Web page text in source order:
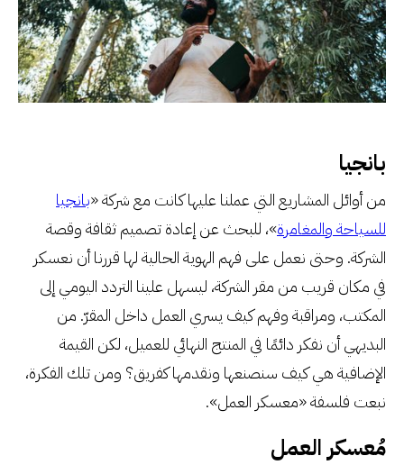
بانجيا
من أوائل المشاريع التي عملنا عليها كانت مع شركة «بانجيا
للسياحة والمغامرة»، للبحث عن إعادة تصميم ثقافة وقصة
الشركة. وحتى نعمل على فهم الهوية الحالية لها قررنا أن نعسكر
في مكان قريب من مقر الشركة، ليسهل علينا التردد اليومي إلى
المكتب، ومراقبة وفهم كيف يسري العمل داخل المقرّ. من
البديهي أن نفكر دائمًا في المنتج النهائي للعميل، لكن القيمة
الإضافية هي كيف سنصنعها ونقدمها كفريق؟ ومن تلك الفكرة،
نبعت فلسفة «معسكر العمل».
مُعسكر العمل